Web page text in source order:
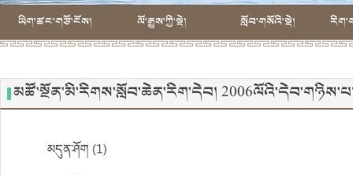
ཡིག་ཚང་གཙོ་ངོས། ལོ་རྒྱུས་ཀྱི་སྡེ། སློབ་གསོའི་སྡེ།
མཚོ་སྔོན་མི་རིགས་སློབ་ཆེན་རིག་དེབ།
མདུན་ཤོག (1)